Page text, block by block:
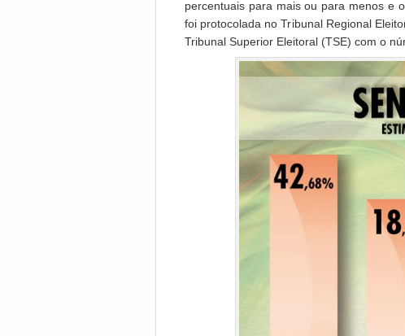
percentuais para mais ou para menos e
foi protocolada no Tribunal Regional
Tribunal Superior Eleitoral (TSE) com o